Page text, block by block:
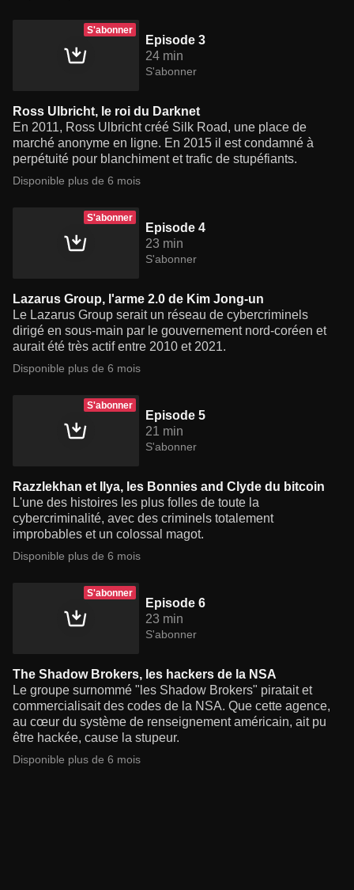
S'abonner
Episode 3
24 min
S'abonner
Ross Ulbricht, le roi du Darknet
En 2011, Ross Ulbricht créé Silk Road, une place de
marché anonyme en ligne. En 2015 il est condamné à
perpétuité pour blanchiment et trafic de stupéfiants.
Disponible plus de 6 mois
S'abonner
Episode 4
23 min
S'abonner
Lazarus Group, l'arme 2.0 de Kim Jong-un
Le Lazarus Group serait un réseau de cybercriminels
dirigé en sous-main par le gouvernement nord-coréen et
aurait été très actif entre 2010 et 2021.
Disponible plus de 6 mois
S'abonner
Episode 5
21 min
S'abonner
Razzlekhan et Ilya, les Bonnies and Clyde du bitcoin
L'une des histoires les plus folles de toute la
cybercriminalité, avec des criminels totalement
improbables et un colossal magot.
Disponible plus de 6 mois
S'abonner
Episode 6
23 min
S'abonner
The Shadow Brokers, les hackers de la NSA
Le groupe surnommé "les Shadow Brokers" piratait et
commercialisait des codes de la NSA. Que cette agence,
au cœur du système de renseignement américain, ait pu
être hackée, cause la stupeur.
Disponible plus de 6 mois